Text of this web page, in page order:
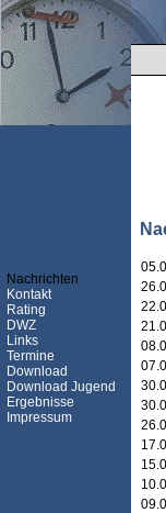
Nachrichten
Kontakt
Rating
DWZ
Links
Termine
Download
Download Jugend
Ergebnisse
Impressum